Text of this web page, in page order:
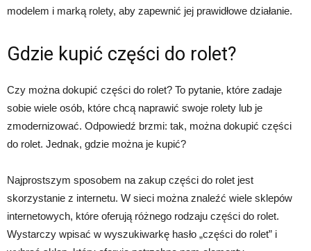
modelem i marką rolety, aby zapewnić jej prawidłowe działanie.
Gdzie kupić części do rolet?
Czy można dokupić części do rolet? To pytanie, które zadaje
sobie wiele osób, które chcą naprawić swoje rolety lub je
zmodernizować. Odpowiedź brzmi: tak, można dokupić części
do rolet. Jednak, gdzie można je kupić?
Najprostszym sposobem na zakup części do rolet jest
skorzystanie z internetu. W sieci można znaleźć wiele sklepów
internetowych, które oferują różnego rodzaju części do rolet.
Wystarczy wpisać w wyszukiwarkę hasło „części do rolet” i